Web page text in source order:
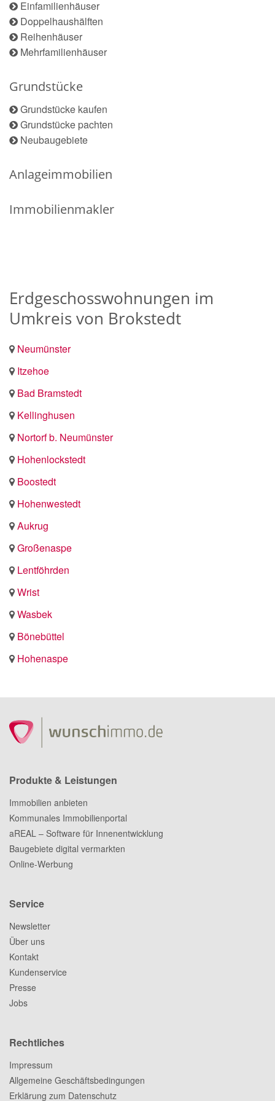
Einfamilienhäuser
Doppelhaushälften
Reihenhäuser
Mehrfamilienhäuser
Grundstücke
Grundstücke kaufen
Grundstücke pachten
Neubaugebiete
Anlageimmobilien
Immobilienmakler
Erdgeschosswohnungen im
Umkreis von Brokstedt
Neumünster
Itzehoe
Bad Bramstedt
Kellinghusen
Nortorf b. Neumünster
Hohenlockstedt
Boostedt
Hohenwestedt
Aukrug
Großenaspe
Lentföhrden
Wrist
Wasbek
Bönebüttel
Hohenaspe
Produkte & Leistungen
Immobilien anbieten
Kommunales Immobilienportal
aREAL – Software für Innenentwicklung
Baugebiete digital vermarkten
Online-Werbung
Service
Newsletter
Über uns
Kontakt
Kundenservice
Presse
Jobs
Rechtliches
Impressum
Allgemeine Geschäftsbedingungen
Erklärung zum Datenschutz